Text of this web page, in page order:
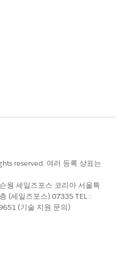
한 인사이트를 제공할 수
데이터 모델링이 오래 걸
했습니까?
reserved. 여러 등록 상표는
웡 세일즈포스 코리아 서울특
(세일즈포스) 07335 TEL :
(기술 지원 문의)